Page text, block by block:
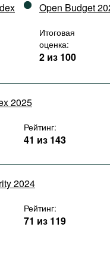
Open Budget
Итоговая
оценка:
2 из 100
2025
Рейтинг:
41 из 143
2024
Рейтинг:
71 из 119